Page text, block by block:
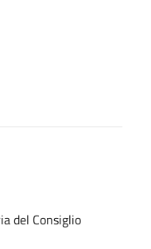
del Consiglio